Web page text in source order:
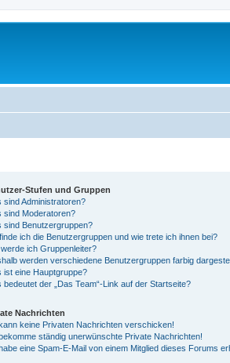
Stufen und Gruppen
sind Administratoren?
sind Moderatoren?
sind Benutzergruppen?
ich die Benutzergruppen und wie trete ich ihnen bei?
werde ich Gruppenleiter?
werden verschiedene Benutzergruppen farbig
ist eine Hauptgruppe?
bedeutet der „Das Team“-Link auf der Startseite?
Nachrichten
keine Privaten Nachrichten verschicken!
ständig unerwünschte Private Nachrichten!
eine Spam-E-Mail von einem Mitglied dieses Forums